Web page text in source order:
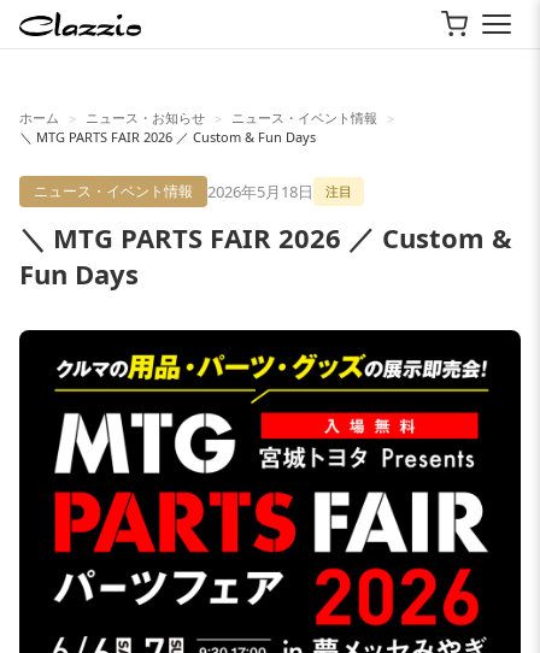
ホーム > ニュース・お知らせ > ニュース・イベント情報
>
＼ MTG PARTS FAIR 2026 ／ Custom & Fun Days
ニュース・イベント情報 2026年5月18日 注目
＼ MTG PARTS FAIR 2026 ／ Custom &
Fun Days